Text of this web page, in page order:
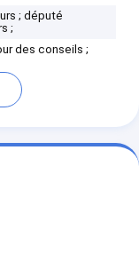
; député
;
des conseils ;